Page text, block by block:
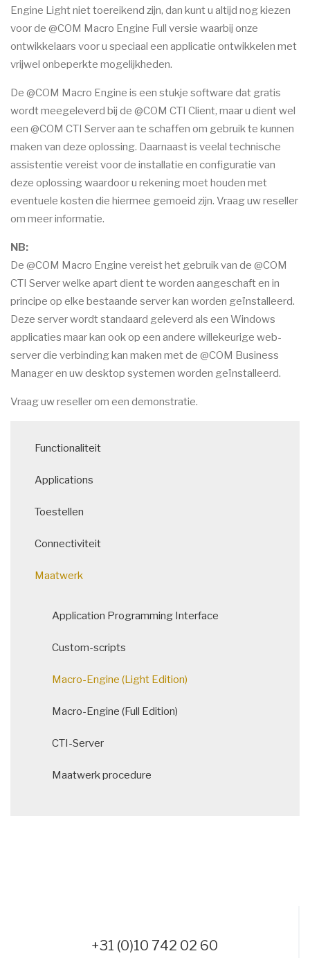
Engine Light niet toereikend zijn, dan kunt u altijd nog kiezen
voor de @COM Macro Engine Full versie waarbij onze
ontwikkelaars voor u speciaal een applicatie ontwikkelen met
vrijwel onbeperkte mogelijkheden.
De @COM Macro Engine is een stukje software dat gratis
wordt meegeleverd bij de @COM CTI Client, maar u dient wel
een @COM CTI Server aan te schaffen om gebruik te kunnen
maken van deze oplossing. Daarnaast is veelal technische
assistentie vereist voor de installatie en configuratie van
deze oplossing waardoor u rekening moet houden met
eventuele kosten die hiermee gemoeid zijn. Vraag uw reseller
om meer informatie.
NB:
De @COM Macro Engine vereist het gebruik van de @COM
CTI Server welke apart dient te worden aangeschaft en in
principe op elke bestaande server kan worden geïnstalleerd.
Deze server wordt standaard geleverd als een Windows
applicaties maar kan ook op een andere willekeurige web-
server die verbinding kan maken met de @COM Business
Manager en uw desktop systemen worden geïnstalleerd.
Vraag uw reseller om een demonstratie.
navigation
Functionaliteit
Applications
Toestellen
Connectiviteit
Maatwerk
Application Programming Interface
Custom-scripts
Macro-Engine (Light Edition)
Macro-Engine (Full Edition)
CTI-Server
Maatwerk procedure
+31 (0)10 742 02 60